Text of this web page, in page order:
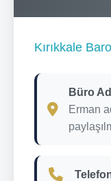
Kırıkkale
Büro
Erman